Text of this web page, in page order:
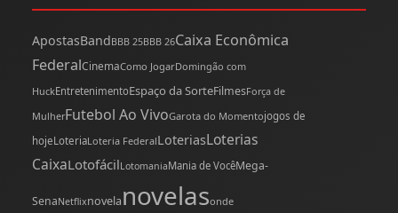
ApostasBandBBB 25BBB 26Caixa Econômica
FederalCinemaComo JogarDomingão com
HuckEntretenimentoEspaço da SorteFilmesForça de
MulherFutebol Ao VivoGarota do Momentojogos de
hojeLoteriaLoteria FederalLoteriasLoterias
CaixaLotofácilLotomaniaMania de VocêMega-
SenaNetflixnovelanovelasonde